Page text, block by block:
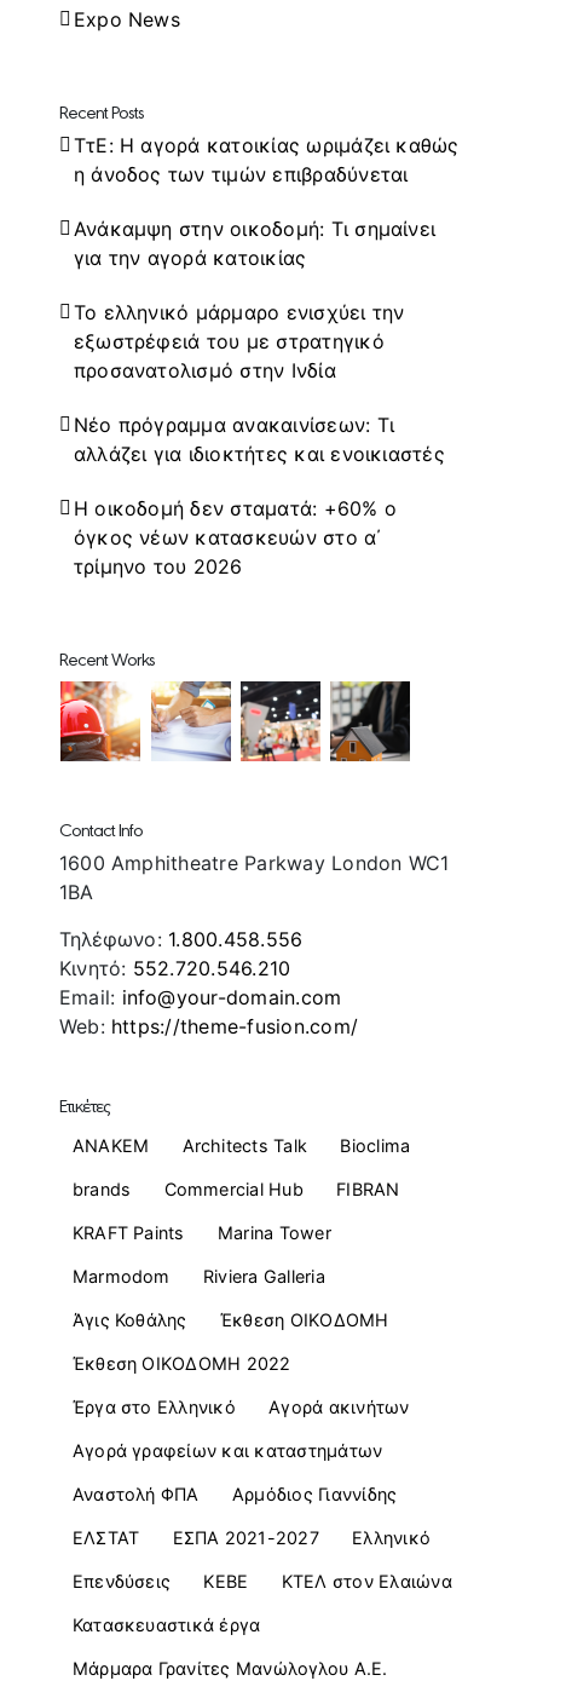
Expo News
Recent Posts
ΤτΕ: Η αγορά κατοικίας ωριμάζει καθώς
η άνοδος των τιμών επιβραδύνεται
Ανάκαμψη στην οικοδομή: Τι σημαίνει
για την αγορά κατοικίας
Το ελληνικό μάρμαρο ενισχύει την
εξωστρέφειά του με στρατηγικό
προσανατολισμό στην Ινδία
Νέο πρόγραμμα ανακαινίσεων: Τι
αλλάζει για ιδιοκτήτες και ενοικιαστές
Η οικοδομή δεν σταματά: +60% ο
όγκος νέων κατασκευών στο α΄
τρίμηνο του 2026
Recent Works
Contact Info
1600 Amphitheatre Parkway London WC1
1BA
Τηλέφωνο: 1.800.458.556
Κινητό: 552.720.546.210
Email: info@your-domain.com
Web: https://theme-fusion.com/
Ετικέτες
ANAKEM Architects Talk Bioclima
brands Commercial Ηub FIBRAN
KRAFT Paints Marina Tower
Marmodom Riviera Galleria
Άγις Κοθάλης Έκθεση ΟΙΚΟΔΟΜΗ
Έκθεση ΟΙΚΟΔΟΜΗ 2022
Έργα στο Ελληνικό Αγορά ακινήτων
Αγορά γραφείων και καταστημάτων
Αναστολή ΦΠΑ Αρμόδιος Γιαννίδης
ΕΛΣΤΑΤ ΕΣΠΑ 2021-2027 Ελληνικό
Επενδύσεις ΚΕΒΕ ΚΤΕΛ στον Ελαιώνα
Κατασκευαστικά έργα
Μάρμαρα Γρανίτες Μανώλογλου Α.Ε.